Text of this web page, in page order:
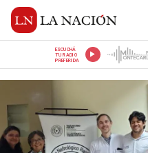
ESCUCHÁ
TU RADIO
PREFERIDA